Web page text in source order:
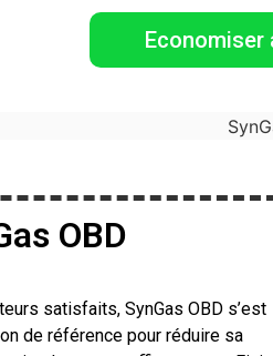
Economiser
OBD
satisfaits, SynGas OBD s’est
de référence pour réduire sa